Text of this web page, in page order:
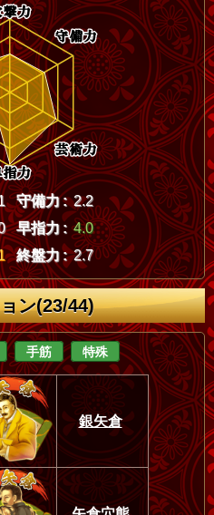
守備力 : 2.2
早指力 : 4.0
終盤力 : 2.7
ン(23/44)
手筋 特殊
銀矢倉